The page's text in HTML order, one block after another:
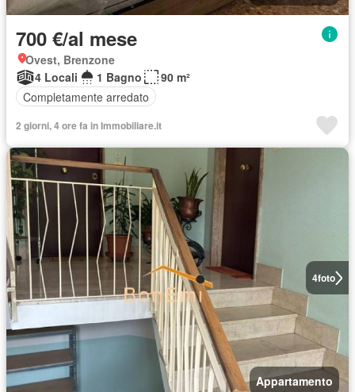
700 €/al mese
Ovest, Brenzone
4 Locali
1 Bagno
90 m²
Completamente arredato
2 giorni, 4 ore fa in Immobiliare.it
4foto
Appartamento